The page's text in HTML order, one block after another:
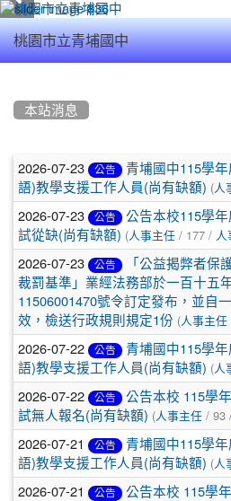
桃園市立青埔國中
本站消息
文
章
列
表
2026-07-23 公告
青埔國中115學
語)教學支援工作人員(尚有缺額) (人
2026-07-23 公告
公告本校115學
試從缺(尚有缺額) (人事主任 / 177 / 人
2026-07-23 公告
「公益揭弊者保
裁罰基準」業經法務部於一百十五
11506001470號令訂定發布，並自
效，檢送行政規則規定1份 (人事主任
2026-07-22 公告
青埔國中115學
語)教學支援工作人員(尚有缺額) (人
2026-07-22 公告
公告本校 115學
試無人報名(尚有缺額) (人事主任 / 93
2026-07-21 公告
青埔國中115學
語)教學支援工作人員(尚有缺額) (人
2026-07-21 公告
公告本校 115學